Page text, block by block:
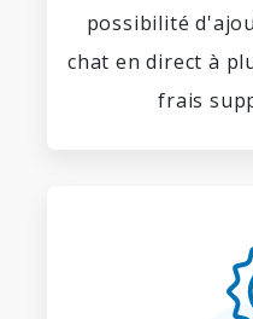
possibilité
chat en direct à
frais